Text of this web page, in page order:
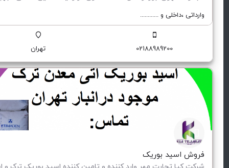
وارداتی ،‌داخلی و ............
02188989200 تهران
فروش اسید بوریک